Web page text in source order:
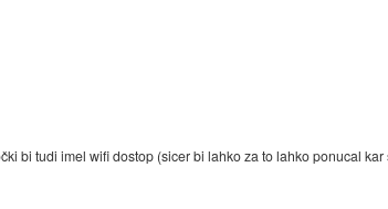
bi tudi imel wifi dostop (sicer bi lahko za to lahko ponucal kar